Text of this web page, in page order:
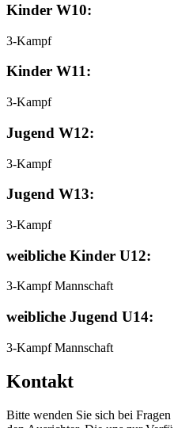
Kinder W10:
3-Kampf
Kinder W11:
3-Kampf
Jugend W12:
3-Kampf
Jugend W13:
3-Kampf
weibliche Kinder U12:
3-Kampf Mannschaft
weibliche Jugend U14:
3-Kampf Mannschaft
Kontakt
Bitte wenden Sie sich bei